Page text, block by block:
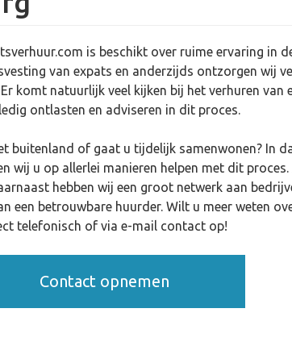
is beschikt over ruime ervaring in
van expats en anderzijds ontzorgen wij
komt natuurlijk veel kijken bij het verhuren van
ontlasten en adviseren in dit proces.
buitenland of gaat u tijdelijk samenwonen? In
wij u op allerlei manieren helpen met dit
hebben wij een groot netwerk aan
een betrouwbare huurder. Wilt u meer weten
telefonisch of via e-mail contact op!
Contact opnemen